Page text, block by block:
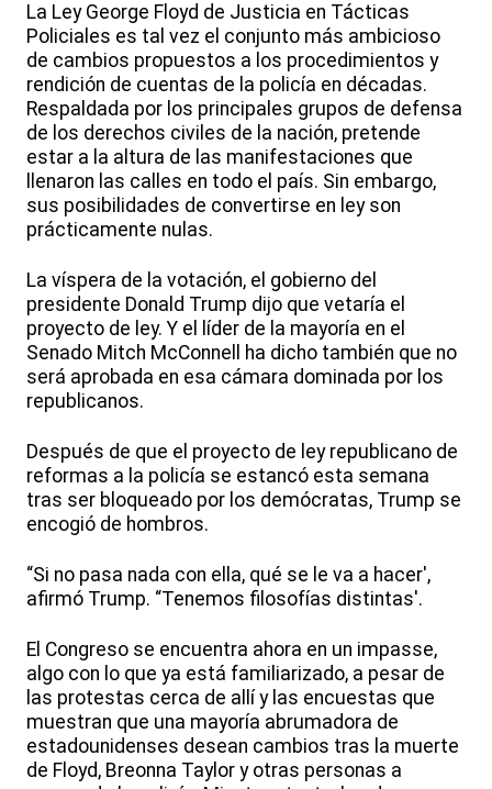
La Ley George Floyd de Justicia en Tácticas
Policiales es tal vez el conjunto más ambicioso
de cambios propuestos a los procedimientos y
rendición de cuentas de la policía en décadas.
Respaldada por los principales grupos de defensa
de los derechos civiles de la nación, pretende
estar a la altura de las manifestaciones que
llenaron las calles en todo el país. Sin embargo,
sus posibilidades de convertirse en ley son
prácticamente nulas.
La víspera de la votación, el gobierno del
presidente Donald Trump dijo que vetaría el
proyecto de ley. Y el líder de la mayoría en el
Senado Mitch McConnell ha dicho también que no
será aprobada en esa cámara dominada por los
republicanos.
Después de que el proyecto de ley republicano de
reformas a la policía se estancó esta semana
tras ser bloqueado por los demócratas, Trump se
encogió de hombros.
“Si no pasa nada con ella, qué se le va a hacer',
afirmó Trump. “Tenemos filosofías distintas'.
El Congreso se encuentra ahora en un impasse,
algo con lo que ya está familiarizado, a pesar de
las protestas cerca de allí y las encuestas que
muestran que una mayoría abrumadora de
estadounidenses desean cambios tras la muerte
de Floyd, Breonna Taylor y otras personas a